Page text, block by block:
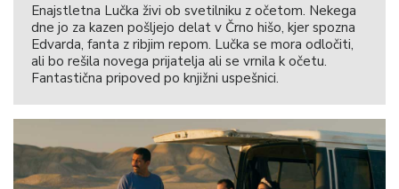
Enajstletna Lučka živi ob svetilniku z očetom. Nekega
dne jo za kazen pošljejo delat v Črno hišo, kjer spozna
Edvarda, fanta z ribjim repom. Lučka se mora odločiti,
ali bo rešila novega prijatelja ali se vrnila k očetu.
Fantastična pripoved po knjižni uspešnici.